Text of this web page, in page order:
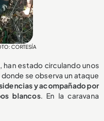
CORTESÍA
han estado circulando unos
se observa un ataque
y acompañado por
blancos. En la caravana